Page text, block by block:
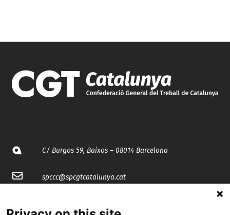
C/ Burgos 59, Baixos – 08014 Barcelona
spccc@spcgtcatalunya.cat